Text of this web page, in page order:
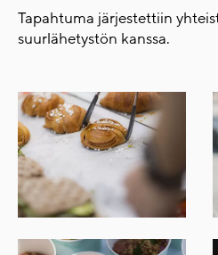
Tapahtuma järjestettiin
suurlähetystön kanssa.